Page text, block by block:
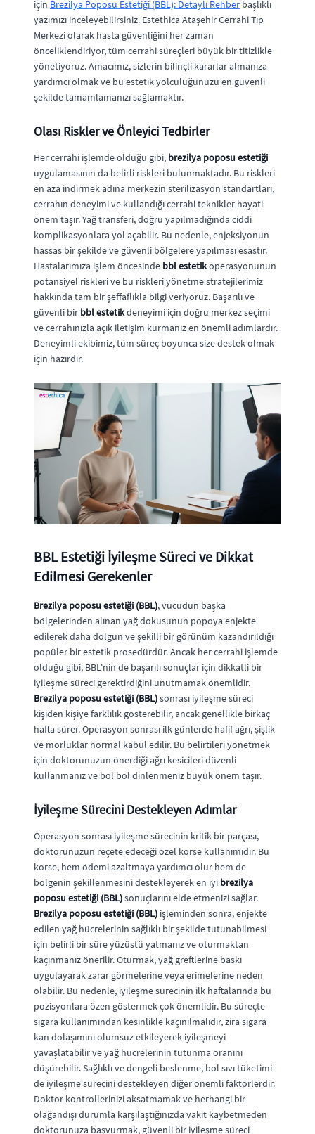
için Brezilya Poposu Estetiği (BBL): Detaylı Rehber başlıklı
yazımızı inceleyebilirsiniz. Estethica Ataşehir Cerrahi Tıp
Merkezi olarak hasta güvenliğini her zaman
önceliklendiriyor, tüm cerrahi süreçleri büyük bir titizlikle
yönetiyoruz. Amacımız, sizlerin bilinçli kararlar almanıza
yardımcı olmak ve bu estetik yolculuğunuzu en güvenli
şekilde tamamlamanızı sağlamaktır.
Olası Riskler ve Önleyici Tedbirler
Her cerrahi işlemde olduğu gibi, brezilya poposu estetiği
uygulamasının da belirli riskleri bulunmaktadır. Bu riskleri
en aza indirmek adına merkezin sterilizasyon standartları,
cerrahın deneyimi ve kullandığı cerrahi teknikler hayati
önem taşır. Yağ transferi, doğru yapılmadığında ciddi
komplikasyonlara yol açabilir. Bu nedenle, enjeksiyonun
hassas bir şekilde ve güvenli bölgelere yapılması esastır.
Hastalarımıza işlem öncesinde bbl estetikoperasyonunun
potansiyel riskleri ve bu riskleri yönetme stratejilerimiz
hakkında tam bir şeffaflıkla bilgi veriyoruz. Başarılı ve
güvenli bir bbl estetikdeneyimi için doğru merkez seçimi
ve cerrahınızla açık iletişim kurmanız en önemli adımlardır.
Deneyimli ekibimiz, tüm süreç boyunca size destek olmak
için hazırdır.
BBL Estetiği İyileşme Süreci ve Dikkat
Edilmesi Gerekenler
Brezilya poposu estetiği (BBL), vücudun başka
bölgelerinden alınan yağ dokusunun popoya enjekte
edilerek daha dolgun ve şekilli bir görünüm kazandırıldığı
popüler bir estetik prosedürdür. Ancak her cerrahi işlemde
olduğu gibi, BBL'nin de başarılı sonuçlar için dikkatli bir
iyileşme süreci gerektirdiğini unutmamak önemlidir.
Brezilya poposu estetiği (BBL)sonrası iyileşme süreci
kişiden kişiye farklılık gösterebilir, ancak genellikle birkaç
hafta sürer. Operasyon sonrası ilk günlerde hafif ağrı, şişlik
ve morluklar normal kabul edilir. Bu belirtileri yönetmek
için doktorunuzun önerdiği ağrı kesicileri düzenli
kullanmanız ve bol bol dinlenmeniz büyük önem taşır.
İyileşme Sürecini Destekleyen Adımlar
Operasyon sonrası iyileşme sürecinin kritik bir parçası,
doktorunuzun reçete edeceği özel korse kullanımıdır. Bu
korse, hem ödemi azaltmaya yardımcı olur hem de
bölgenin şekillenmesini destekleyerek en iyi brezilya
poposu estetiği (BBL)sonuçlarını elde etmenizi sağlar.
Brezilya poposu estetiği (BBL) işleminden sonra, enjekte
edilen yağ hücrelerinin sağlıklı bir şekilde tutunabilmesi
için belirli bir süre yüzüstü yatmanız ve oturmaktan
kaçınmanız önerilir. Oturmak, yağ greftlerine baskı
uygulayarak zarar görmelerine veya erimelerine neden
olabilir. Bu nedenle, iyileşme sürecinin ilk haftalarında bu
pozisyonlara özen göstermek çok önemlidir. Bu süreçte
sigara kullanımından kesinlikle kaçınılmalıdır, zira sigara
kan dolaşımını olumsuz etkileyerek iyileşmeyi
yavaşlatabilir ve yağ hücrelerinin tutunma oranını
düşürebilir. Sağlıklı ve dengeli beslenme, bol sıvı tüketimi
de iyileşme sürecini destekleyen diğer önemli faktörlerdir.
Doktor kontrollerinizi aksatmamak ve herhangi bir
olağandışı durumla karşılaştığınızda vakit kaybetmeden
doktorunuza başvurmak, güvenli bir iyileşme süreci